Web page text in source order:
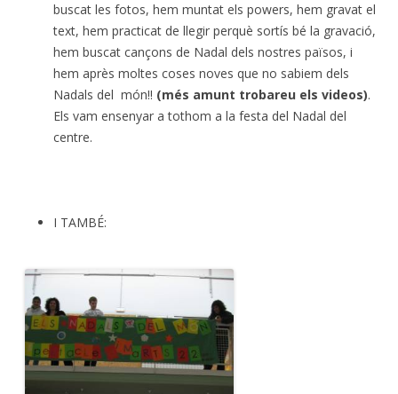
buscat les fotos, hem muntat els powers, hem gravat el
text, hem practicat de llegir perquè sortís bé la gravació,
hem buscat cançons de Nadal dels nostres països, i
hem après moltes coses noves que no sabiem dels
Nadals del món!! (més amunt trobareu els videos).
Els vam ensenyar a tothom a la festa del Nadal del
centre.
I TAMBÉ: